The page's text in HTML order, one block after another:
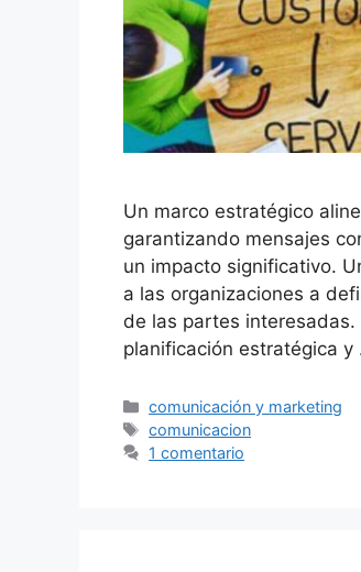
Un marco estratégico
garantizando mensajes
un impacto significativo.
a las organizaciones a
de las partes
planificación estratégica y
Categorías
comunicación y marketing
Etiquetas
comunicacion
1 comentario